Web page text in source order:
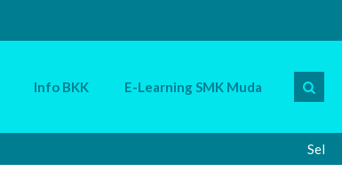
Info BKK E-Learning SMK Muda
Selamat